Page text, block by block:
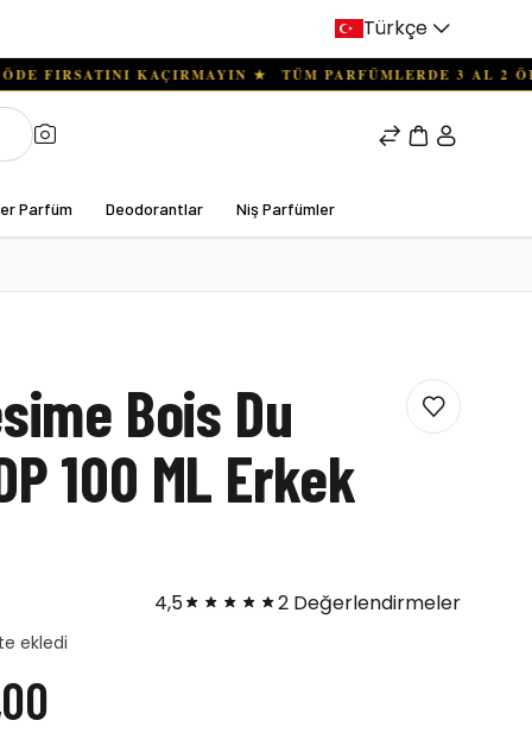
Türkçe
Parfüm Deodorantlar Niş Parfümler
Bois Du
100 ML Erkek
4,5 2 Değerlendirmeler